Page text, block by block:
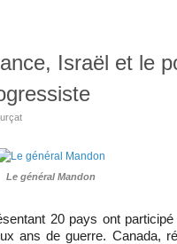
Israël et le
Le général Mandon
20 pays ont
ans de guerre. Canada,